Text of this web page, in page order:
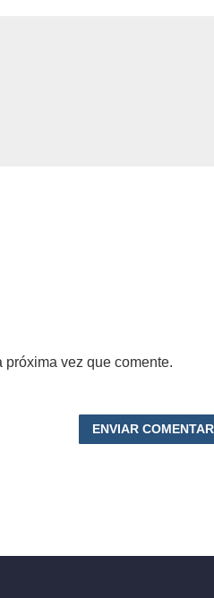
vez que comente.